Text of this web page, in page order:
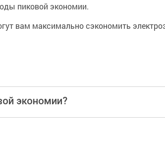
пиковой экономии.
вам максимально сэкономить
экономии?